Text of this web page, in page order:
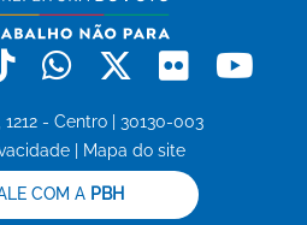
TiktokWhatsapp
X Flickr
1212 - Centro | 30130-003
Mapa do site
COM A PBH